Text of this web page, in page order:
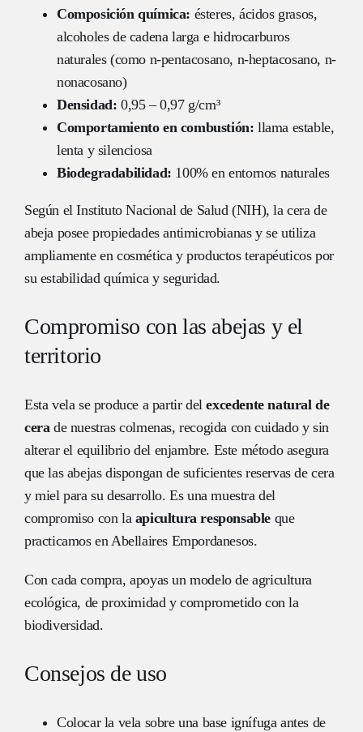
Composición química: ésteres, ácidos grasos,
alcoholes de cadena larga e hidrocarburos
naturales (como n-pentacosano, n-heptacosano, n-
nonacosano)
Densidad: 0,95 – 0,97 g/cm³
Comportamiento en combustión: llama estable,
lenta y silenciosa
Biodegradabilidad: 100% en entornos naturales
Según elInstituto Nacional de Salud (NIH), la cera de
abeja posee propiedades antimicrobianas y se utiliza
ampliamente en cosmética y productos terapéuticos por
su estabilidad química y seguridad.
Compromiso con las abejas y el
territorio
Esta vela se produce a partir delexcedente natural de
cera de nuestras colmenas, recogida con cuidado y sin
alterar el equilibrio del enjambre. Este método asegura
que las abejas dispongan de suficientes reservas de cera
y miel para su desarrollo. Es una muestra del
compromiso con la apicultura responsable que
practicamos en Abellaires Empordanesos.
Con cada compra, apoyas un modelo de agricultura
ecológica, de proximidad y comprometido con la
biodiversidad.
Consejos de uso
Colocar la vela sobre una base ignífuga antes de